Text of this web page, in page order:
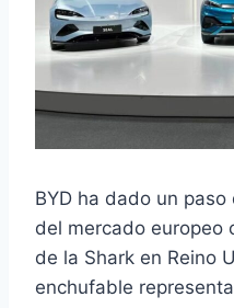
BYD ha dado un
del mercado europeo
de la Shark en Reino
enchufable